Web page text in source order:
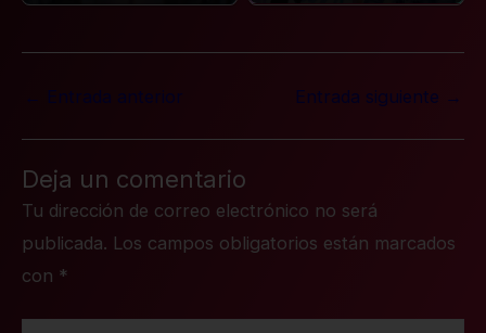
← Entrada anterior Entrada siguiente →
Deja un comentario
Tu dirección de correo electrónico no será
publicada. Los campos obligatorios están marcados
con *